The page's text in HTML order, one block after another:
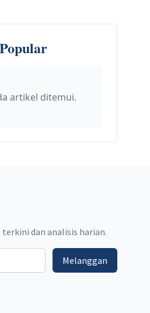
artikel ditemui.
dan analisis harian.
Melanggan